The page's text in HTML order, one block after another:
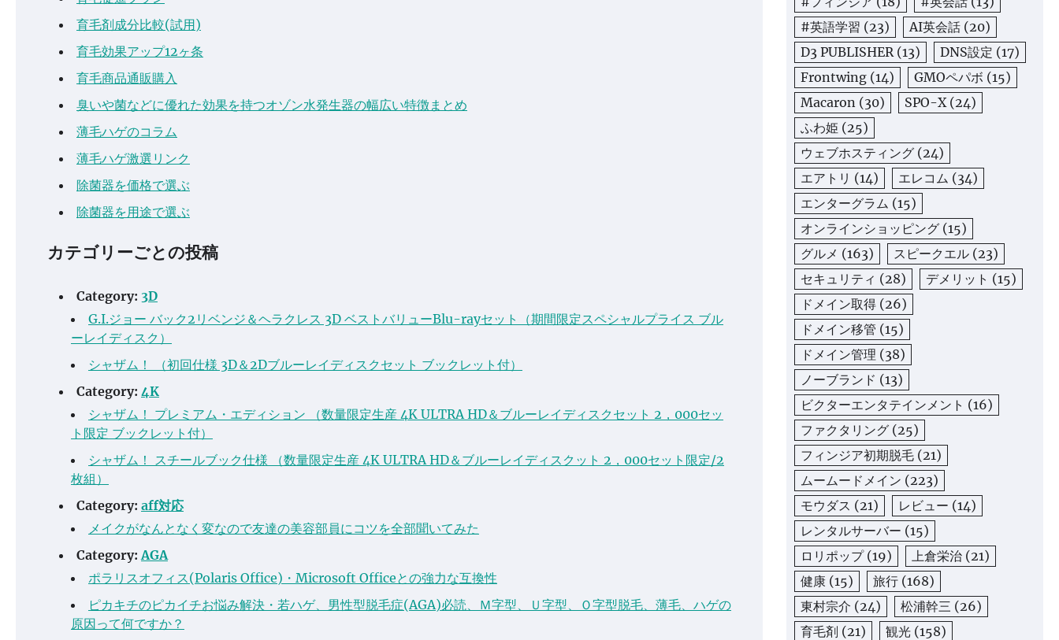
育毛剤成分比較(試用)
育毛効果アップ12ヶ条
育毛商品通販購入
臭いや菌などに優れた効果を持つオゾン水発生器の幅広い特徴まとめ
薄毛ハゲのコラム
薄毛ハゲ激選リンク
除菌器を価格で選ぶ
除菌器を用途で選ぶ
カテゴリーごとの投稿
Category: 3D
G.I.ジョー バック2リベンジ＆ヘラクレス 3D ベストバリューBlu-rayセット（期間限定スペシャルプライス ブル
ーレイディスク）
シャザム！ （初回仕様 3D＆2Dブルーレイディスクセット ブックレット付）
Category: 4K
シャザム！ プレミアム・エディション （数量限定生産 4K ULTRA HD＆ブルーレイディスクセット 2，000セッ
ト限定 ブックレット付）
シャザム！ スチールブック仕様 （数量限定生産 4K ULTRA HD＆ブルーレイディスクット 2，000セット限定/2
枚組）
Category: aff対応
メイクがなんとなく変なので友達の美容部員にコツを全部聞いてみた
Category: AGA
ポラリスオフィス(Polaris Office)・Microsoft Officeとの強力な互換性
ピカキチのピカイチお悩み解決・若ハゲ、男性型脱毛症(AGA)必読、Ｍ字型、Ｕ字型、Ｏ字型脱毛、薄毛、ハゲの
原因って何ですか？
#英語学習 (23) AI英会話 (20)
D3 PUBLISHER(13) DNS設定 (17)
Frontwing (14) GMOペパボ (15)
Macaron (30) SPO-X(24)
ふわ姫 (25)
ウェブホスティング (24)
エアトリ (14) エレコム (34)
エンターグラム (15)
オンラインショッピング (15)
グルメ (163) スピークエル (23)
セキュリティ (28) デメリット (15)
ドメイン取得 (26)
ドメイン移管 (15)
ドメイン管理 (38)
ノーブランド (13)
ビクターエンタテインメント (16)
ファクタリング (25)
フィンジア初期脱毛 (21)
ムームードメイン (223)
モウダス (21) レビュー (14)
レンタルサーバー (15)
ロリポップ(19) 上倉栄治 (21)
健康 (15) 旅行 (168)
東村宗介 (24) 松浦幹三 (26)
育毛剤 (21) 観光 (158)